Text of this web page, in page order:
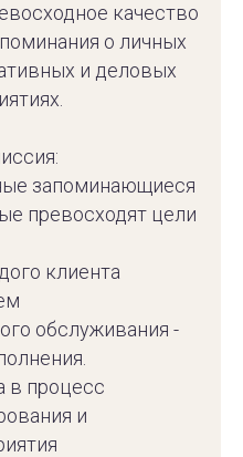
качество
о личных
и деловых
запоминающиеся
превосходят цели
клиента
обслуживания -
в процесс
и